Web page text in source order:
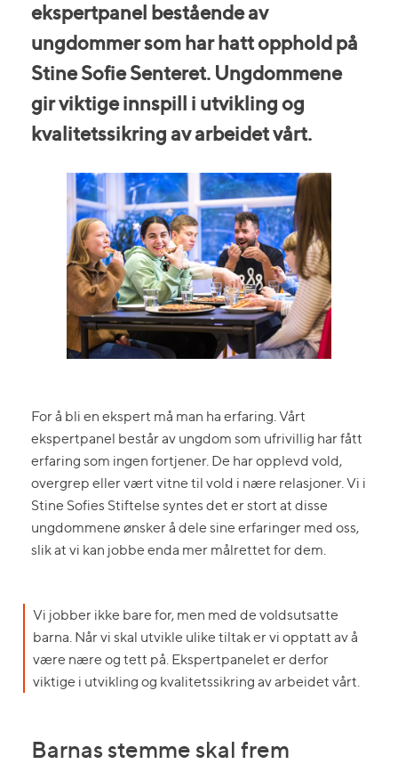
ekspertpanel bestående av
ungdommer som har hatt opphold på
Stine Sofie Senteret. Ungdommene
gir viktige innspill i utvikling og
kvalitetssikring av arbeidet vårt.
For å bli en ekspert må man ha erfaring. Vårt
ekspertpanel består av ungdom som ufrivillig har fått
erfaring som ingen fortjener. De har opplevd vold,
overgrep eller vært vitne til vold i nære relasjoner. Vi i
Stine Sofies Stiftelse syntes det er stort at disse
ungdommene ønsker å dele sine erfaringer med oss,
slik at vi kan jobbe enda mer målrettet for dem.
Vi jobber ikke bare for, men med de voldsutsatte
barna. Når vi skal utvikle ulike tiltak er vi opptatt av å
være nære og tett på. Ekspertpanelet er derfor
viktige i utvikling og kvalitetssikring av arbeidet vårt.
Barnas stemme skal frem